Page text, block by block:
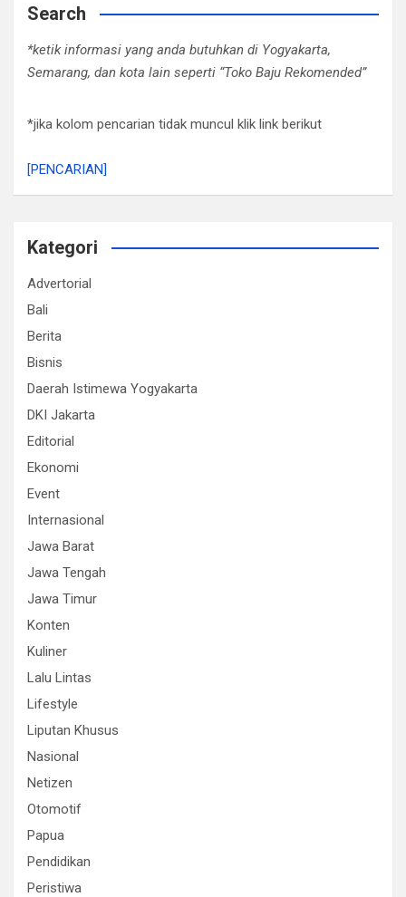
Search
*ketik informasi yang anda butuhkan di Yogyakarta,
Semarang, dan kota lain seperti “Toko Baju Rekomended”
*jika kolom pencarian tidak muncul klik link berikut
[PENCARIAN]
Kategori
Advertorial
Bali
Berita
Bisnis
Daerah Istimewa Yogyakarta
DKI Jakarta
Editorial
Ekonomi
Event
Internasional
Jawa Barat
Jawa Tengah
Jawa Timur
Konten
Kuliner
Lalu Lintas
Lifestyle
Liputan Khusus
Nasional
Netizen
Otomotif
Papua
Pendidikan
Peristiwa